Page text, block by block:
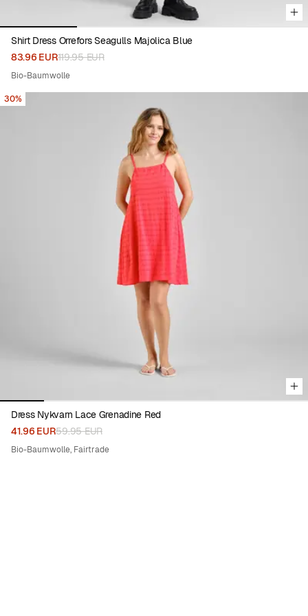
Shirt Dress Orrefors Seagulls Majolica Blue
83.96 EUR119.95 EUR
Bio-Baumwolle
30%
Dress Nykvarn Lace Grenadine Red
41.96 EUR59.95 EUR
Bio-Baumwolle, Fairtrade